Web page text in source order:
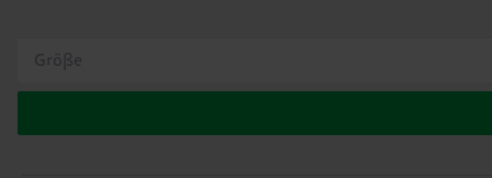
Größe